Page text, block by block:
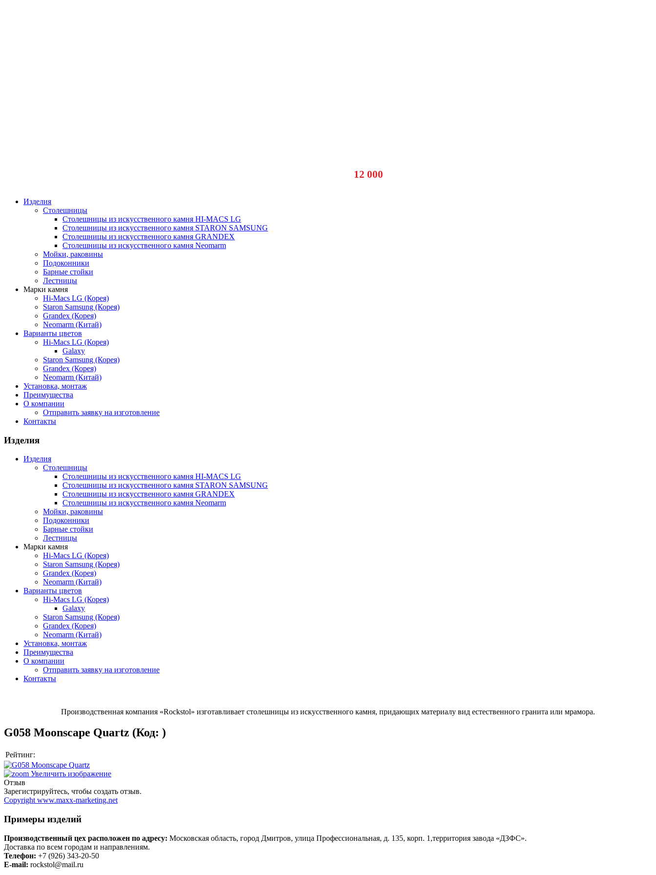
12 000
Изделия
Столешницы
Столешницы из искусственного камня HI-MACS LG
Столешницы из искусственного камня STARON SAMSUNG
Столешницы из искусственного камня GRANDEX
Столешницы из искусственного камня Neomarm
Мойки, раковины
Подоконники
Барные стойки
Лестницы
Марки камня
Hi-Macs LG (Корея)
Staron Samsung (Корея)
Grandex (Корея)
Neomarm (Китай)
Варианты цветов
Hi-Macs LG (Корея)
Galaxy
Staron Samsung (Корея)
Grandex (Корея)
Neomarm (Китай)
Установка, монтаж
Преимущества
О компании
Отправить заявку на изготовление
Контакты
Изделия
Изделия
Столешницы
Столешницы из искусственного камня HI-MACS LG
Столешницы из искусственного камня STARON SAMSUNG
Столешницы из искусственного камня GRANDEX
Столешницы из искусственного камня Neomarm
Мойки, раковины
Подоконники
Барные стойки
Лестницы
Марки камня
Hi-Macs LG (Корея)
Staron Samsung (Корея)
Grandex (Корея)
Neomarm (Китай)
Варианты цветов
Hi-Macs LG (Корея)
Galaxy
Staron Samsung (Корея)
Grandex (Корея)
Neomarm (Китай)
Установка, монтаж
Преимущества
О компании
Отправить заявку на изготовление
Контакты
Производственная компания «Rockstol» изготавливает столешницы из искусственного камня, придающих материалу вид естественного гранита или мрамора.
G058 Moonscape Quartz (Код: )
Рейтинг:
Увеличить изображение
Отзыв
Зарегистрируйтесь, чтобы создать отзыв.
Copyright www.maxx-marketing.net
Примеры изделий
Производственный цех расположен по адресу: Московская область, город Дмитров, улица Профессиональная, д. 135, корп. 1,территория завода «ДЗФС».
Доставка по всем городам и направлениям.
Телефон: +7 (926) 343-20-50
E-mail: rockstol@mail.ru